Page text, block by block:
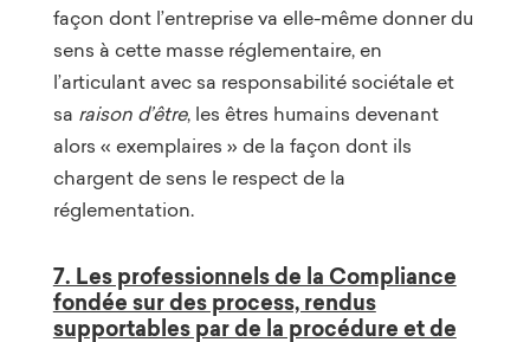
façon dont l’entreprise va elle-même donner du
sens à cette masse réglementaire, en
l’articulant avec sa responsabilité sociétale et
sa raison d’être, les êtres humains devenant
alors « exemplaires » de la façon dont ils
chargent de sens le respect de la
réglementation.
7. Les professionnels de la Compliance
fondée sur des process, rendus
supportables par de la procédure et de